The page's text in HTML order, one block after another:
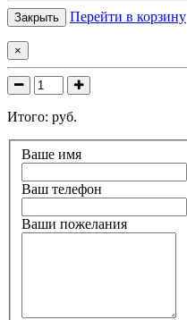
Закрыть Перейти в корзину
×
Итого: руб.
Ваше имя
Ваш телефон
Ваши пожелания